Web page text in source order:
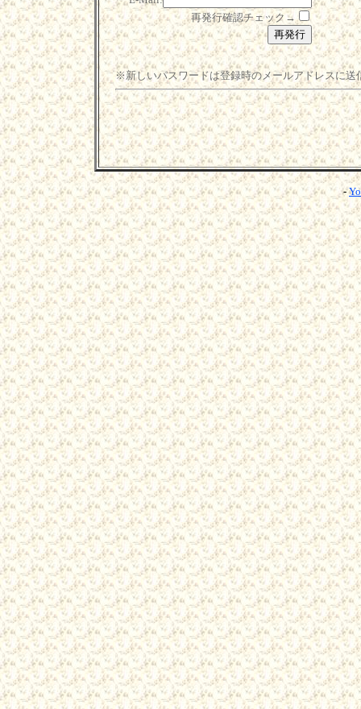
再発行確認チェック→
※新しいパスワードは登録時のメールアドレスに送
-